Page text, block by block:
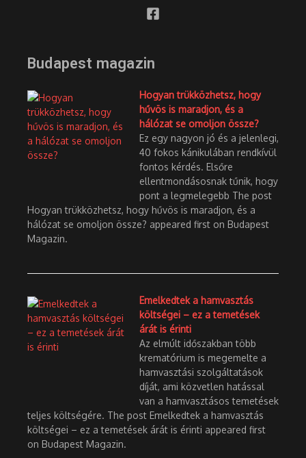
Budapest magazin
Hogyan trükközhetsz, hogy
hűvös is maradjon, és a
hálózat se omoljon össze?
Ez egy nagyon jó és a jelenlegi,
40 fokos kánikulában rendkívül
fontos kérdés. Elsőre
ellentmondásosnak tűnik, hogy
pont a legmelegebb The post
Hogyan trükközhetsz, hogy hűvös is maradjon, és a
hálózat se omoljon össze? appeared first on Budapest
Magazin.
Emelkedtek a hamvasztás
költségei – ez a temetések
árát is érinti
Az elmúlt időszakban több
krematórium is megemelte a
hamvasztási szolgáltatások
díját, ami közvetlen hatással
van a hamvasztásos temetések
teljes költségére. The post Emelkedtek a hamvasztás
költségei – ez a temetések árát is érinti appeared first
on Budapest Magazin.